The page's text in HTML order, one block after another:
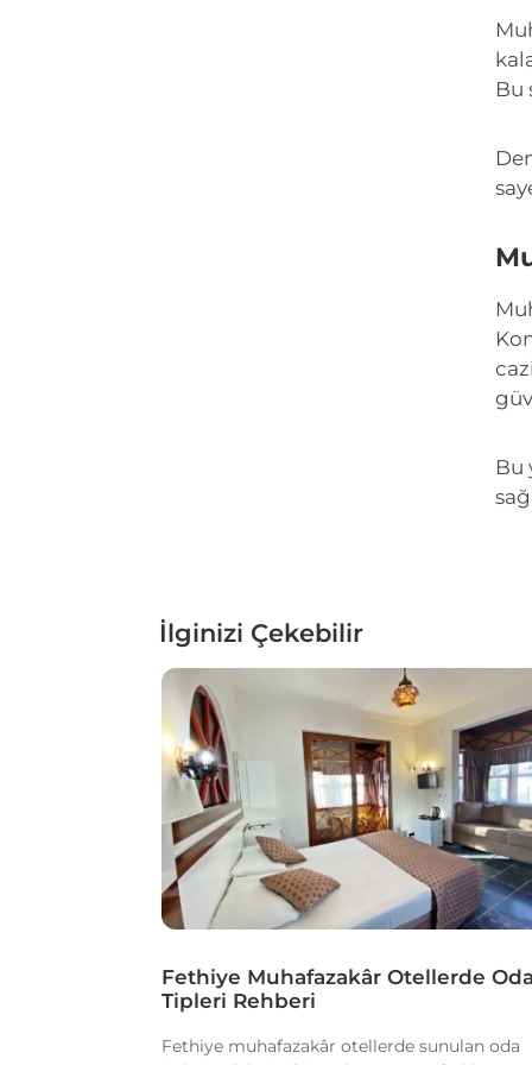
Bu
Bu
İlginizi Çekebilir
Fethiye Muhafazakâr Otellerde
Tipleri Rehberi
Fethiye muhafazakâr otellerde sunulan oda